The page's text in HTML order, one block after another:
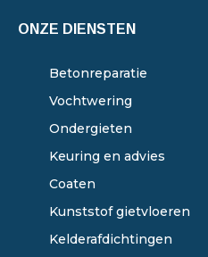
ONZE DIENSTEN
Betonreparatie
Vochtwering
Ondergieten
Keuring en advies
Coaten
Kunststof gietvloeren
Kelderafdichtingen